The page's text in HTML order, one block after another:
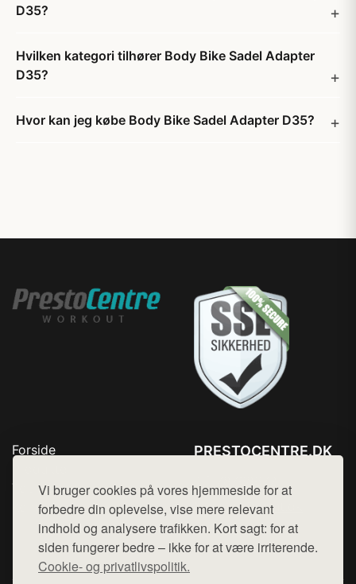
Vi bruger cookies på vores hjemmeside for at
forbedre din oplevelse, vise mere relevant
indhold og analysere trafikken. Kort sagt: for at
siden fungerer bedre – ikke for at være irriterende.
Cookie- og privatlivspolitik.
D35?
Hvilken kategori tilhører Body Bike Sadel Adapter
D35?
Hvor kan jeg købe Body Bike Sadel Adapter D35?
Forside
Top Rabatter
Kontakt
PRESTOCENTRE.DK
Mail: hej@want.dk
Cookie- og privatlivspolitik